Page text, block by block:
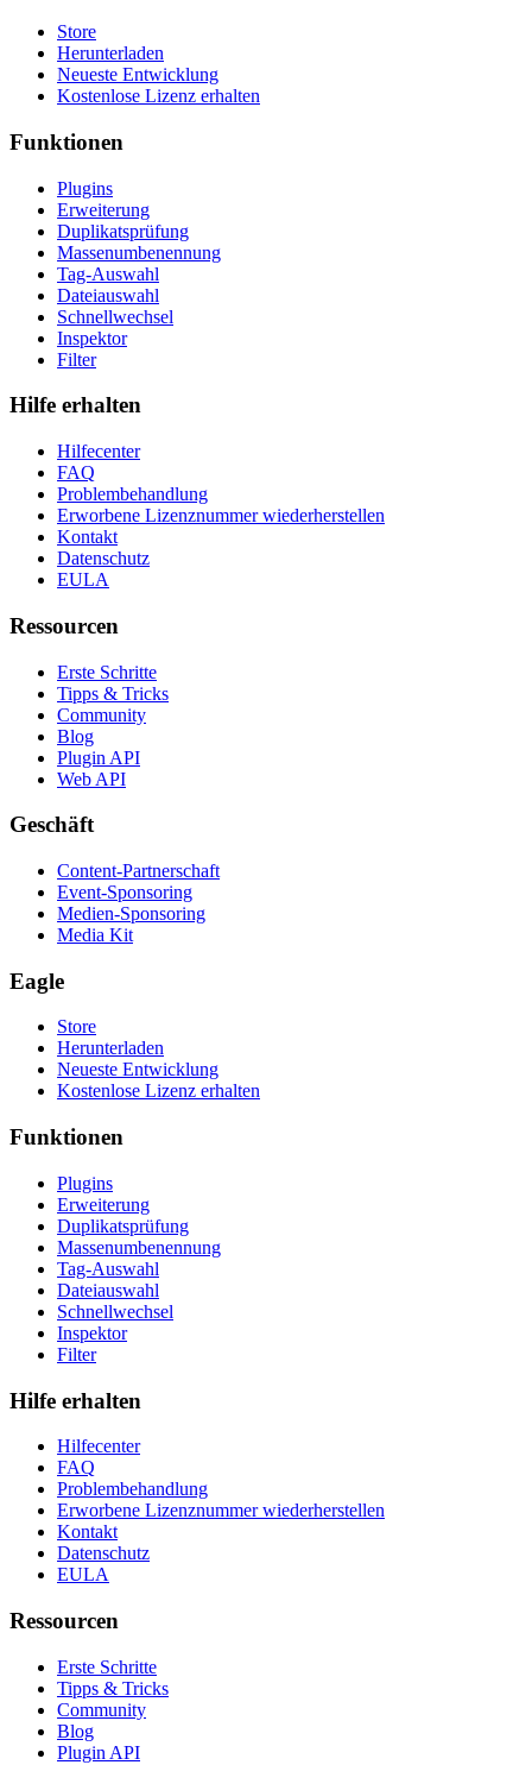
Store
Herunterladen
Neueste Entwicklung
Kostenlose Lizenz erhalten
Funktionen
Plugins
Erweiterung
Duplikatsprüfung
Massenumbenennung
Tag-Auswahl
Dateiauswahl
Schnellwechsel
Inspektor
Filter
Hilfe erhalten
Hilfecenter
FAQ
Problembehandlung
Erworbene Lizenznummer wiederherstellen
Kontakt
Datenschutz
EULA
Ressourcen
Erste Schritte
Tipps & Tricks
Community
Blog
Plugin API
Web API
Geschäft
Content-Partnerschaft
Event-Sponsoring
Medien-Sponsoring
Media Kit
Eagle
Store
Herunterladen
Neueste Entwicklung
Kostenlose Lizenz erhalten
Funktionen
Plugins
Erweiterung
Duplikatsprüfung
Massenumbenennung
Tag-Auswahl
Dateiauswahl
Schnellwechsel
Inspektor
Filter
Hilfe erhalten
Hilfecenter
FAQ
Problembehandlung
Erworbene Lizenznummer wiederherstellen
Kontakt
Datenschutz
EULA
Ressourcen
Erste Schritte
Tipps & Tricks
Community
Blog
Plugin API